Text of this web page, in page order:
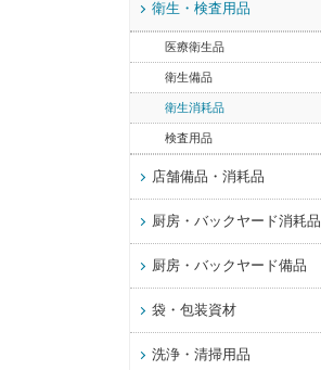
衛生・検査用品
医療衛生品
衛生備品
衛生消耗品
検査用品
店舗備品・消耗品
厨房・バックヤード消耗品
厨房・バックヤード備品
袋・包装資材
洗浄・清掃用品